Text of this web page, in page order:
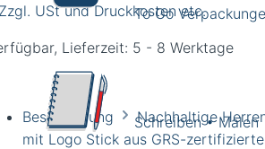
To Go
Schreiben • Malen
USt und Druckkosten etc.
Lieferzeit: 5 - 8 Werktage
Beschreibung
Nachhaltige
mit Logo Stick aus GRS-